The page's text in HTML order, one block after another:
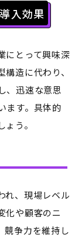
入効果
にとって興味深
造に代わり、
、迅速な意思
ます。具体的
う。
れ、現場レベル
化や顧客のニ
競争力を維持し